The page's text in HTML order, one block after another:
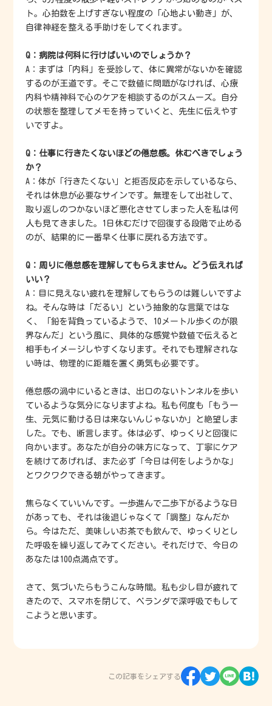
ト。心拍数を上げすぎない程度の「心地よい動き」が、
自律神経を整える手助けをしてくれます。
Q：病院は何科に行けばいいのでしょうか？
A：まずは「内科」を受診して、体に異常がないかを確認
するのが王道です。そこで数値に問題がなければ、心療
内科や精神科で心のケアを相談するのがスムーズ。自分
の状態を整理してメモを持っていくと、先生に伝えやす
いですよ。
Q：仕事に行きたくないほどの倦怠感。休むべきでしょう
か？
A：体が「行きたくない」と拒否反応を示しているなら、
それは休息が必要なサインです。無理をして出社して、
取り返しのつかないほど悪化させてしまった人を私は何
人も見てきました。1日休むだけで回復する段階で止める
のが、結果的に一番早く仕事に戻れる方法です。
Q：周りに倦怠感を理解してもらえません。どう伝えれば
いい？
A：目に見えない疲れを理解してもらうのは難しいですよ
ね。そんな時は「だるい」という抽象的な言葉ではな
く、「鉛を背負っているようで、10メートル歩くのが限
界なんだ」という風に、具体的な感覚や数値で伝えると
相手もイメージしやすくなります。それでも理解されな
い時は、物理的に距離を置く勇気も必要です。
倦怠感の渦中にいるときは、出口のないトンネルを歩い
ているような気分になりますよね。私も何度も「もう一
生、元気に動ける日は来ないんじゃないか」と絶望しま
した。でも、断言します。体は必ず、ゆっくりと回復に
向かいます。あなたが自分の味方になって、丁寧にケア
を続けてあげれば、また必ず「今日は何をしようかな」
とワクワクできる朝がやってきます。
焦らなくていいんです。一歩進んで二歩下がるような日
があっても、それは後退じゃなくて「調整」なんだか
ら。今はただ、美味しいお茶でも飲んで、ゆっくりとし
た呼吸を繰り返してみてください。それだけで、今日の
あなたは100点満点です。
さて、気づいたらもうこんな時間。私も少し目が疲れて
きたので、スマホを閉じて、ベランダで深呼吸でもして
こようと思います。
この記事をシェアする